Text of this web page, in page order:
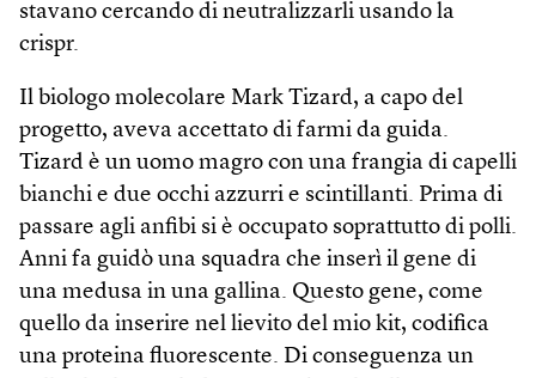
stavano cercando di neutralizzarli usando la
crispr.
Il biologo molecolare Mark Tizard, a capo del
progetto, aveva accettato di farmi da guida.
Tizard è un uomo magro con una frangia di capelli
bianchi e due occhi azzurri e scintillanti. Prima di
passare agli anfibi si è occupato soprattutto di polli.
Anni fa guidò una squadra che inserì il gene di
una medusa in una gallina. Questo gene, come
quello da inserire nel lievito del mio kit, codifica
una proteina fluorescente. Di conseguenza un